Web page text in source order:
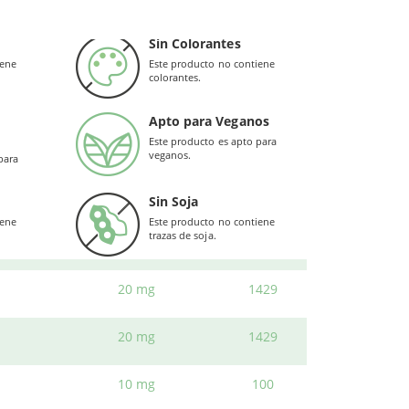
hasta 22 nutrientes biodisponibles.
de Viridian. Se trata de un complejo
vitaminas y minerales.
y brahmi, una hierba adaptogénica que ayuda
otros ingredientes, como zinc, hierro, yodo
a la función psicológica regular y el
80 mg
33 mg (50 UI)
30 mg 186
30 mg
20 mg
20 mg 1429
20 mg 1429
10 mg 100
Sin Colorantes
Este producto no contiene
colorantes.
Apto para Veganos
Este producto es apto para
veganos.
Sin Soja
Este producto no contiene
trazas de soja.